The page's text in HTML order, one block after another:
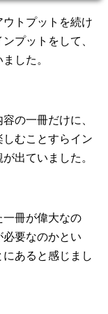
トプットを続け
プットをして、
した。
の一冊だけに、
むことすらイン
出ていました。
一冊が偉大なの
要なのかとい
あると感じまし